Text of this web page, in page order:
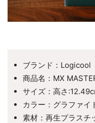
ブランド：Logicool
商品名：MX
サイズ：高さ
カラー：グラファイ
素材：再生プラスチ